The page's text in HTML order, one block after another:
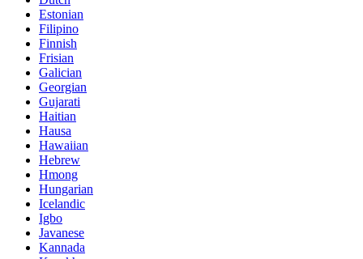
Estonian
Filipino
Finnish
Frisian
Galician
Georgian
Gujarati
Haitian
Hausa
Hawaiian
Hebrew
Hmong
Hungarian
Icelandic
Igbo
Javanese
Kannada